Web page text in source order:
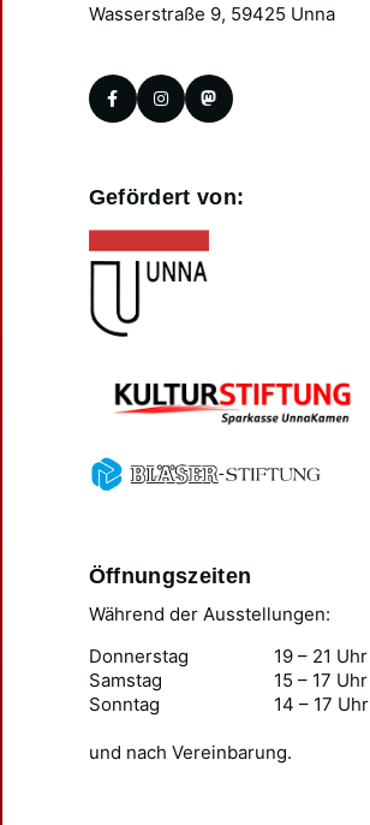
Wasserstraße 9, 59425 Unna
Gefördert von:
Öffnungszeiten
Während der Ausstellungen:
Donnerstag
19 – 21 Uhr
Samstag
15 – 17 Uhr
Sonntag
14 – 17 Uhr
und nach Vereinbarung.